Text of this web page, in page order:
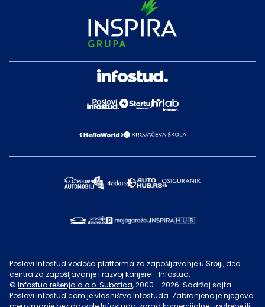
Poslovi Infostud vodeća platforma za zapošljavanje u Srbiji, deo
centra za zapošljavanje i razvoj karijere - Infostud.
© Infostud rešenja d.o.o. Subotica, 2000 - 2026. Sadržaj sajta
Poslovi.infostud.com je vlasništvoInfostuda. Zabranjeno je njegovo